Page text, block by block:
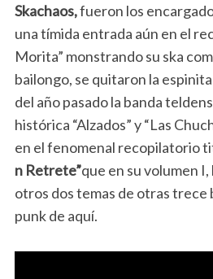
Skachaos,fueron los
una tímida entrada aún en el
Morita” monstrando su ska
bailongo, se quitaron la
del año pasado la banda
histórica “Alzados” y “Las
en el fenomenal recopilatorio
n Retrete”que en su volumen
otros dos temas de otras trece
punk de aquí.